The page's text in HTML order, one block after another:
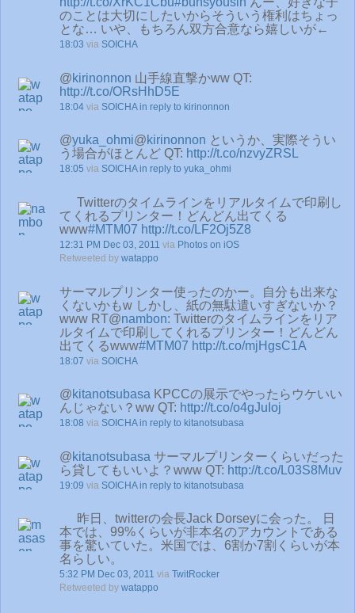
のことは大切にしたいからそういう権利はちょっ
とな… いや、もちろん双方合意なら嬉しいが←
18:03 via SOICHA
@kirinonnon 山手線直撃かww QT:
http://t.co/ORsHhD5E
18:04 via SOICHA in reply to kirinonnon
@yuka_ohmi@kirinonnon というか、実際そうい
う場合がほとんど QT: http://t.co/nzvyZRSL
18:05 via SOICHA in reply to yuka_ohmi
Twitterのタイムラインをリアルタイムで印刷し
てくれるプリンター！どんどん出てくる
www#MTM07 http://t.co/LF2Oj5Z8
12:31 PM Dec 03, 2011 via Photos on iOS
Retweeted by watappo
サーマルプリンター使ったのかー。自分も出来な
くないかもw しかし、紙の無駄遣いすぎないか？
www RT@nambon: Twitterのタイムラインをリア
ルタイムで印刷してくれるプリンター！どんどん
出てくるwww#MTM07 http://t.co/mjHgsC1A
18:07 via SOICHA
@kitanotsubasa KPCCの展示でやったらウケいい
んじゃない？ww QT: http://t.co/o4gJuIoj
18:08 via SOICHA in reply to kitanotsubasa
@kitanotsubasa サーマルプリンターくらいだった
ら貸してもいいよ？www QT: http://t.co/L03S8Muv
19:09 via SOICHA in reply to kitanotsubasa
昨日、twitterの会長Jack Dorseyに会った。 日
本では、99%くらいが非本名のアカウントである
事を驚いていた。米国では、6割か7割くらいが本
名らしい。
5:32 PM Dec 03, 2011 via TwitRocker
Retweeted by watappo